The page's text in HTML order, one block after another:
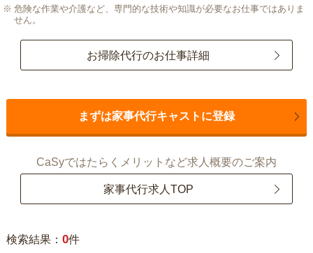
危険な作業や介護など、専門的な技術や知識が必要なお仕事ではありま
せん。
お掃除代行のお仕事詳細
まずは家事代行キャストに登録
CaSyではたらくメリットなど求人概要のご案内
家事代行求人TOP
検索結果： 0件